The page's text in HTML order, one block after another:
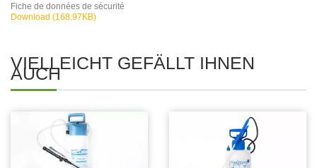
Fiche de données de sécurité
Download (168.97KB)
VIELLEICHT GEFÄLLT IHNEN
AUCH